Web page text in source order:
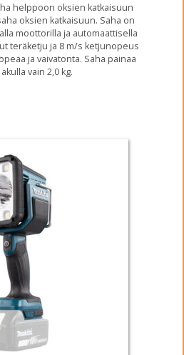
helppoon oksien katkaisuun
oksien katkaisuun. Saha on
moottorilla ja automaattisella
teräketju ja 8 m/s ketjunopeus
ja vaivatonta. Saha painaa
vain 2,0 kg.